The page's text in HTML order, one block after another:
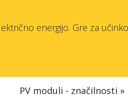
energijo. Gre za
PV moduli - značilnosti »